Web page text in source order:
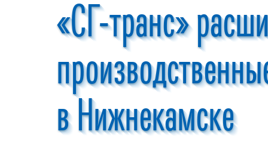
«СГ-транс»
в Нижнекамске